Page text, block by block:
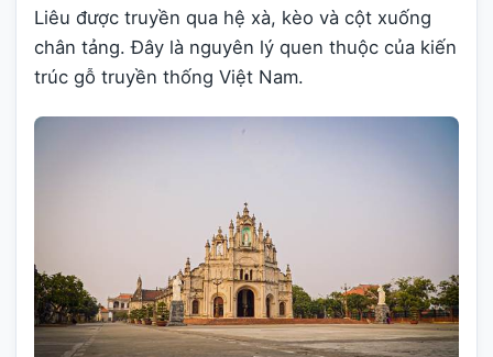
Liêu được truyền qua hệ xà, kèo và cột xuống
chân tảng. Đây là nguyên lý quen thuộc của kiến
trúc gỗ truyền thống Việt Nam.